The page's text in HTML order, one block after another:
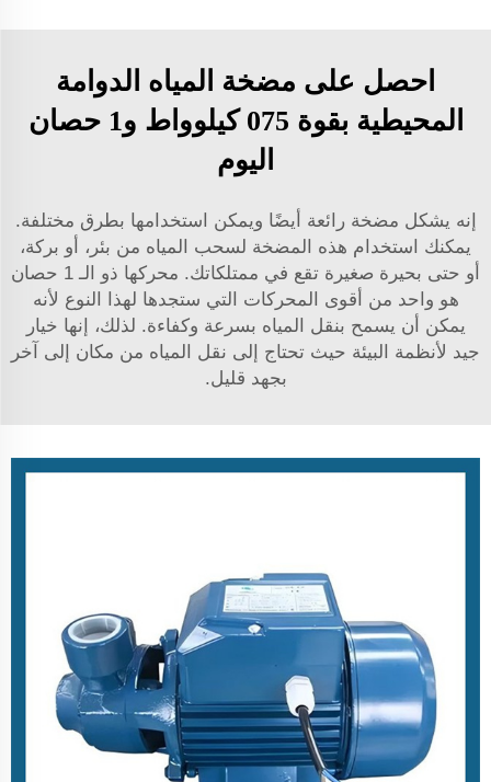
احصل على مضخة المياه الدوامة
المحيطية بقوة 075 كيلوواط و1 حصان
اليوم
إنه يشكل مضخة رائعة أيضًا ويمكن استخدامها بطرق مختلفة.
يمكنك استخدام هذه المضخة لسحب المياه من بئر، أو بركة،
أو حتى بحيرة صغيرة تقع في ممتلكاتك. محركها ذو الـ 1 حصان
هو واحد من أقوى المحركات التي ستجدها لهذا النوع لأنه
يمكن أن يسمح بنقل المياه بسرعة وكفاءة. لذلك، إنها خيار
جيد لأنظمة البيئة حيث تحتاج إلى نقل المياه من مكان إلى آخر
بجهد قليل.